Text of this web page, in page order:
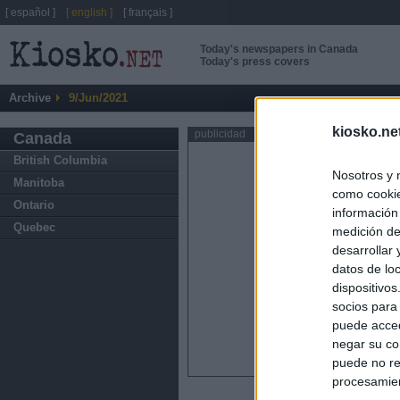
Nosotros y
como
medición
desarrollar
datos de
socios
puede
negar su
puede no
Today's newspapers in Canada
Today's press covers
Archive 9/Jun/2021
Canada
British Columbia
Manitoba
Ontario
Quebec
publicidad
[ español ] [ english ] [ français ]